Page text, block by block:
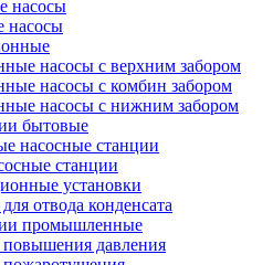
насосы
насосы
насосы с верхним забором
насосы с комбин забором
насосы с нижним забором
бытовые
насосные станции
станции
установки
отвода конденсата
промышленные
повышения давления